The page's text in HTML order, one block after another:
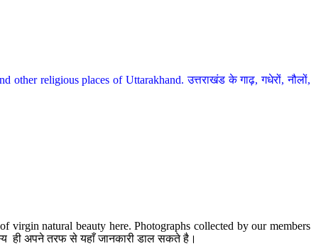
other religious places of Uttarakhand. उत्तराखंड के गाढ़, गधेरों, नौलों,
virgin natural beauty here. Photographs collected by our members
ही अपने तरफ से यहाँ जानकारी डाल सकते है।